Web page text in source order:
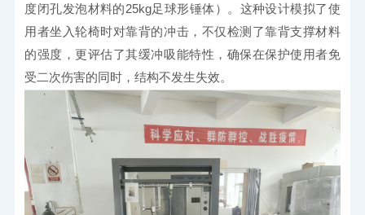
度闭孔发泡材料的25kg足球形锤体）。这种设计模拟了使
用者坐入轮椅时对靠背的冲击，不仅检测了靠背支撑材料
的强度，更评估了其缓冲吸能特性，确保在保护使用者免
受二次伤害的同时，结构不发生失效。